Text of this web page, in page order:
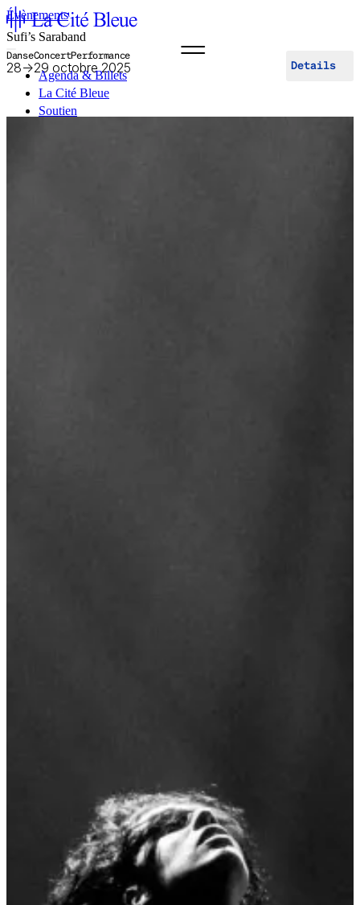
Agenda & Billets
La Cité Bleue
Soutien
Évènements
Sufi’s Saraband
DanseConcertPerformance
28→29 octobre 2025 Details